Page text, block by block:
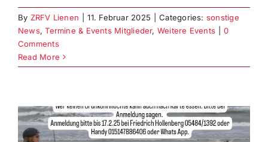
By ZRFV Lienen 11. Februar 2025 Categories: sonstige
News,Termine & Events Mitglieder, Weitere Events
0
Comments
Read More